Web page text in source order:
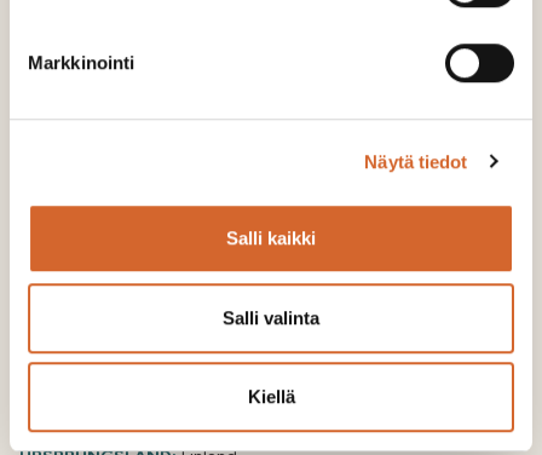
Markkinointi
Näytä tiedot
Salli kaikki
Salli valinta
Kiellä
Soilfood Boost NPK
UTSLÄPP: 47 kg CO2-ekv./t